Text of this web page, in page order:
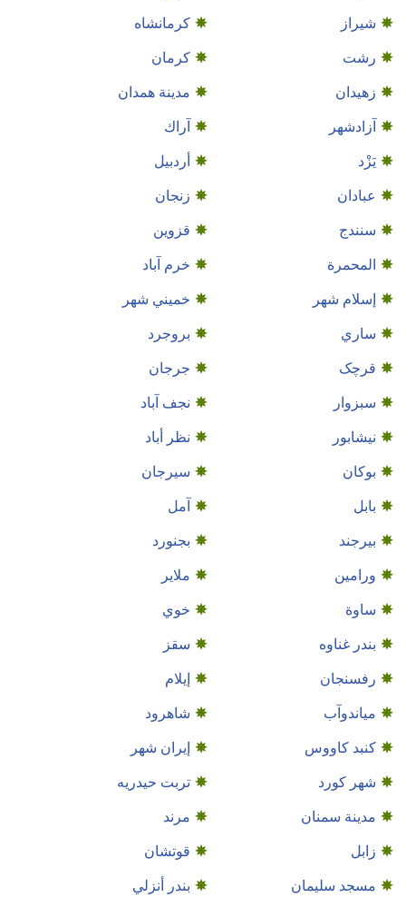
شيراز
كرمانشاه
رشت
كرمان
زهيدان
مدينة همدان
آزادشهر
آراك
يَزْد
أردبيل
عبادان
زنجان
سنندج
قزوين
المحمرة
خرم آباد
إسلام شهر
خميني شهر
ساري
بروجرد
قرچک
جرجان
سبزوار
نجف‌ آباد
نيشابور
نظر أباد
بوكان
سيرجان
بابل
آمل
بیرجند
بجنورد
ورامین
ملاير
ساوة
خوي
بندر غناوه
سقز
رفسنجان
إيلام
مياندوآب
شاهرود
كنبد كاووس
إيران شهر
شهر كورد
تربت حيدريه
مدينة سمنان
مرند
زابل
قوتشان
مسجد سليمان
بندر أنزلي